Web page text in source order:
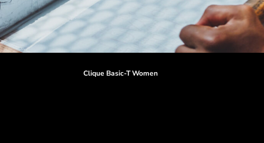
Clique Basic-T Women